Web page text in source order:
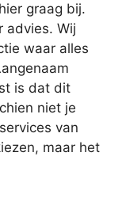
graag bij.
advies. Wij
waar alles
is dat dit
niet je
van
maar het